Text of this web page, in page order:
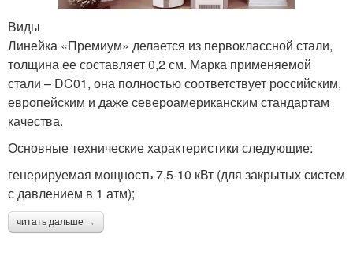
Виды
Линейка «Премиум» делается из первоклассной стали,
толщина ее составляет 0,2 см. Марка применяемой
стали – DC01, она полностью соответствует российским,
европейским и даже североамериканским стандартам
качества.
Основные технические характеристики следующие:
генерируемая мощность 7,5-10 кВт (для закрытых систем
с давлением в 1 атм);
читать дальше →